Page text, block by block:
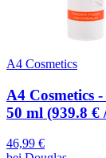
A4 Cosmetics
A4 Cosmetics
50 ml (939.8 €
46,99 €